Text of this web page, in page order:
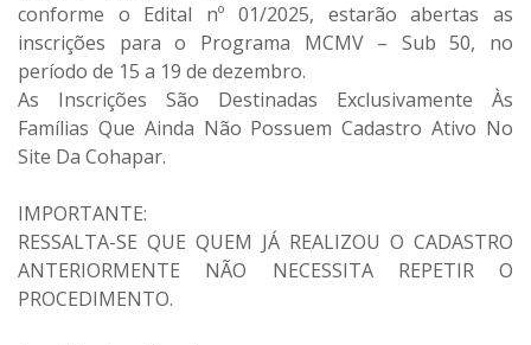
conforme o Edital nº 01/2025, estarão abertas as
inscrições para o Programa MCMV – Sub 50, no
período de 15 a 19 de dezembro.
As Inscrições São Destinadas Exclusivamente Às
Famílias Que Ainda Não Possuem Cadastro Ativo No
Site Da Cohapar.
IMPORTANTE:
RESSALTA-SE QUE QUEM JÁ REALIZOU O CADASTRO
ANTERIORMENTE NÃO NECESSITA REPETIR O
PROCEDIMENTO.